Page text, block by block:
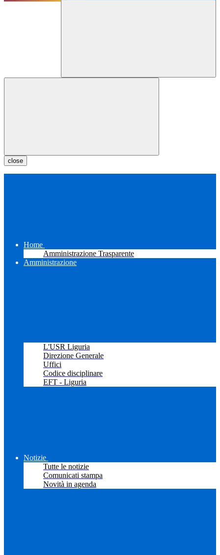
close
Home
Amministrazione Trasparente
Amministrazione
L'USR Liguria
Direzione Generale
Uffici
Codice disciplinare
EFT - Liguria
Notizie
Tutte le notizie
Comunicati stampa
Novità in agenda